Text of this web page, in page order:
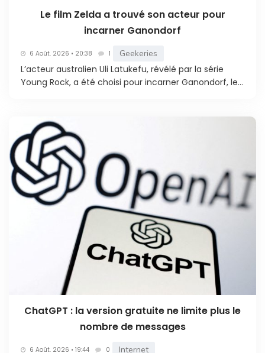
Le film Zelda a trouvé son acteur pour
incarner Ganondorf
6 Août. 2026 • 20:38 1 Geekeries
L’acteur australien Uli Latukefu, révélé par la série
Young Rock, a été choisi pour incarner Ganondorf, le...
ChatGPT : la version gratuite ne limite plus le
nombre de messages
6 Août. 2026 • 19:44 0 Internet